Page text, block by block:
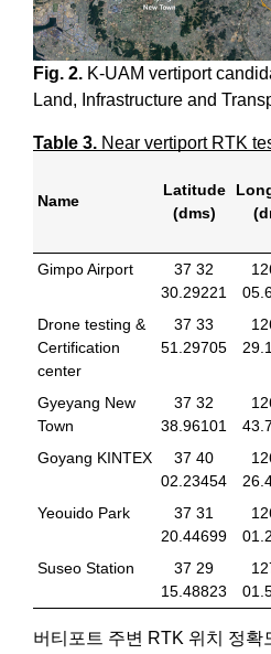
Fig. 2. K-UAM vertiport
Land, Infrastructure and
Table 3. Near vertiport RTK
Name
Latitude
(dms)
Gimpo Airport
37 32
30.29221
Drone testing &
Certification
center
37 33
51.29705
Gyeyang New
Town
37 32
38.96101
Goyang KINTEX
37 40
02.23454
Yeouido Park
37 31
20.44699
Suseo Station
37 29
15.48823
버티포트 주변 RTK 위치 정확